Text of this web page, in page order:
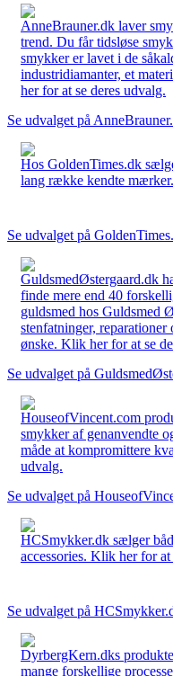
AnneBrauner.dk laver
trend. Du får tidsløse
smykker er lavet i de
industridiamanter, et
her for at se deres udvalg.
Se udvalget på
Hos GoldenTimes.dk
lang række kendte
Se udvalget på
GuldsmedØstergaard.dk
finde mere end 40
guldsmed hos Guldsmed
stenfatninger,
ønske. Klik her for at se
Se udvalget på
HouseofVincent.com
smykker af genanvendte
måde at kompromittere
udvalg.
Se udvalget på
HCSmykker.dk sælger
accessories. Klik her for at
Se udvalget på
DyrbergKern.dks
mange forskellige